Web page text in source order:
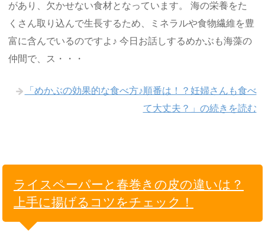
があり、欠かせない食材となっています。 海の栄養をた
くさん取り込んで生長するため、ミネラルや食物繊維を豊
富に含んでいるのですよ♪ 今日お話しするめかぶも海藻の
仲間で、ス・・・
「めかぶの効果的な食べ方♪順番は！？妊婦さんも食べ
て大丈夫？」の続きを読む
ライスペーパーと春巻きの皮の違いは？
上手に揚げるコツをチェック！